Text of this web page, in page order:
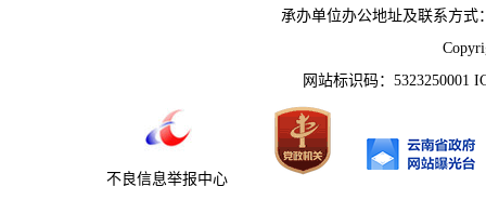
承办单位办公地址及联系方式
网站标识码：5323250001
不良信息举报中心